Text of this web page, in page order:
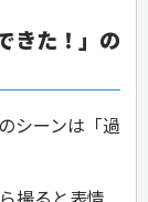
きた！」の
シーンは「過